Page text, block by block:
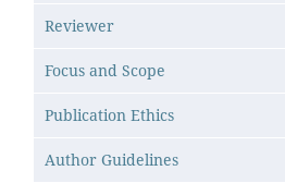
Reviewer
Focus and Scope
Publication Ethics
Author Guidelines